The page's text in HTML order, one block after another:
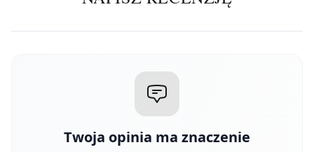
Twoja opinia ma znaczenie